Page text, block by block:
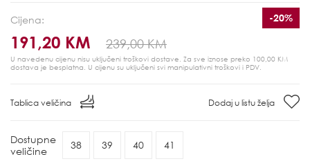
Cijena:
191,20 KM 239,00 KM
-20%
U navedenu cijenu nisu uključeni troškovi dostave. Za sve iznose preko 100,00 KM
dostava je besplatna. U cijenu su uključeni svi manipulativni troškovi i PDV.
Tablica veličina Dodaj u listu želja
Dostupne
veličine
38 39 40 41